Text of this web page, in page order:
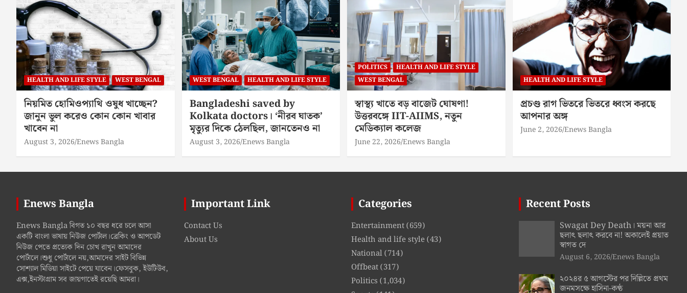
HEALTH AND LIFE STYLE WEST BENGAL
নিয়মিত হোমিওপ্যাথি ওষুধ খাচ্ছেন?
জানুন ভুল করেও কোন কোন খাবার
খাবেন না
August 3, 2026 Enews Bangla
WEST BENGAL HEALTH AND LIFE STYLE
Bangladeshi saved by
Kolkata doctors। ‘নীরব ঘাতক’
মৃত্যুর দিকে ঠেলছিল, জানতেনও না
August 3, 2026 Enews Bangla
POLITICS
HEALTH AND LIFE STYLE
WEST BENGAL
স্বাস্থ্য খাতে বড় বাজেট ঘোষণা!
উত্তরবঙ্গে IIT-AIIMS, নতুন
মেডিক্যাল কলেজ
June 22, 2026 Enews Bangla
HEALTH AND LIFE STYLE
প্রচণ্ড রাগ ভিতরে ভিতরে ধ্বংস করছে
আপনার অঙ্গ
June 2, 2026 Enews Bangla
Enews Bangla
Enews Bangla বিগত ১০ বছর ধরে চলে আসা
একটি বাংলা ভাষায় নিউজ পোর্টাল।ব্রেকিং ও আপডেট
নিউজ পেতে প্রত্যেক দিন চোখ রাখুন আমাদের
পোর্টালে।শুধু পোর্টালে নয়,আমাদের সাইট বিভিন্ন
সোশ্যাল মিডিয়া সাইটে পেয়ে যাবেন।ফেসবুক, ইউটিউব,
এক্স,ইনস্টাগ্রাম সব জায়গাতেই রয়েছি আমরা।
Important Link
Contact Us
About Us
Categories
Entertainment(659)
Health and life style(43)
National(714)
Offbeat(317)
Politics (1,034)
Recent Posts
Swagat Dey Death। ময়না আর
ছলাৎ ছলাৎ করবে না! অকালেই প্রয়াত
স্বাগত দে
August 6, 2026 Enews Bangla
২০২৪র ৫ আগস্টের পর দিল্লিতে প্রথম
জনমসক্ষে হাসিনা-কণ্ঠ